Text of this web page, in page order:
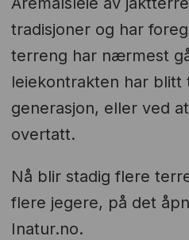
tradisjoner og har
terreng har nærmest
leiekontrakten har blitt
generasjon, eller ved
overtatt.
Nå blir stadig flere
flere jegere, på det
Inatur.no.